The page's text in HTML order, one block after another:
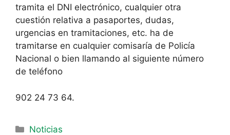
tramita el DNI electrónico, cualquier otra
cuestión relativa a pasaportes, dudas,
urgencias en tramitaciones, etc. ha de
tramitarse en cualquier comisaría de Policía
Nacional o bien llamando al siguiente número
de teléfono
902 24 73 64.
Noticias